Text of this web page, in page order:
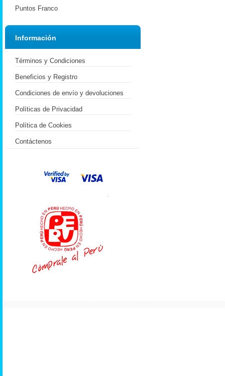
Puntos Franco
Información
Términos y Condiciones
Beneficios y Registro
Condiciones de envío y devoluciones
Políticas de Privacidad
Política de Cookies
Contáctenos
.